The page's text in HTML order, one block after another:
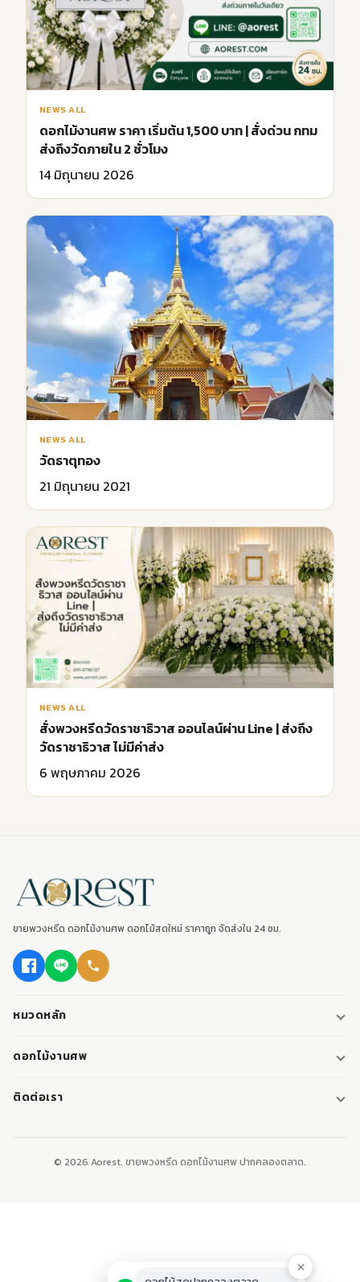
NEWS ALL
ดอกไม้งานศพ ราคา เริ่มต้น 1,500 บาท | สั่งด่วน กทม
ส่งถึงวัดภายใน 2 ชั่วโมง
14 มิถุนายน 2026
NEWS ALL
วัดธาตุทอง
21 มิถุนายน 2021
NEWS ALL
สั่งพวงหรีดวัดราชาธิวาส ออนไลน์ผ่าน Line | ส่งถึง
วัดราชาธิวาส ไม่มีค่าส่ง
6 พฤษภาคม 2026
ขายพวงหรีด ดอกไม้งานศพ ดอกไม้สดใหม่ ราคาถูก จัดส่งใน 24 ชม.
หมวดหลัก
พวงหรีด
พวงหรีดมาลา
หรีดหนังสือ
ดอกไม้งานศพ
ดอกไม้หน้าศพ
ติดต่อเรา
© 2026 Aorest. ขายพวงหรีด ดอกไม้งานศพ ปากคลองตลาด.